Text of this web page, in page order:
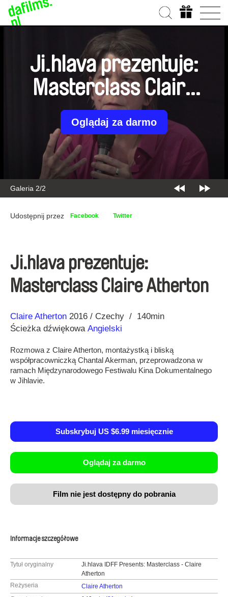
Galeria 2/2
Ji.hlava prezentuje:
Masterclass Claire
Atherton
Oglądaj za darmo
Udostępnij przez Facebook Twitter
Ji.hlava prezentuje:
Masterclass Claire Atherton
Reżyseria
Claire Atherton
Rok 2016 Czechy
140min
Ścieżka dźwiękowa Angielski
Rozmowa z Claire Atherton, montażystką i bliską
współpracowniczką Chantal Akerman, przeprowadzona w
ramach Międzynarodowego Festiwalu Kina Dokumentalnego
w Jihlavie.
Subskrybuj US $6.99 miesięcznie
Oglądaj za darmo
Film nie jest dostępny do pobrania
Informacje szczegółowe
Tytuł oryginalny
Ji.hlava IDFF Presents: Masterclass - Claire
Atherton
Reżyseria
Claire Atherton